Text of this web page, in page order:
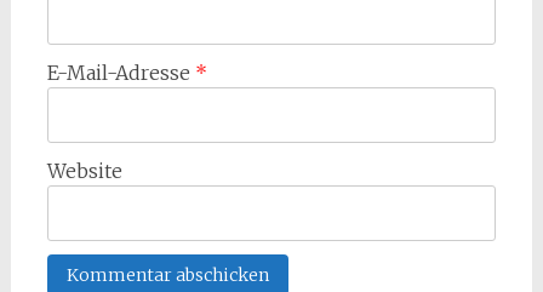
E-Mail-Adresse *
Website